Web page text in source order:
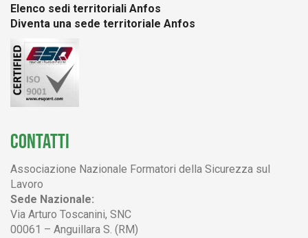
Elenco sedi territoriali Anfos
Diventa una sede territoriale Anfos
CONTATTI
Associazione Nazionale Formatori della Sicurezza sul
Lavoro
Sede Nazionale:
Via Arturo Toscanini, SNC
00061 – Anguillara S. (RM)